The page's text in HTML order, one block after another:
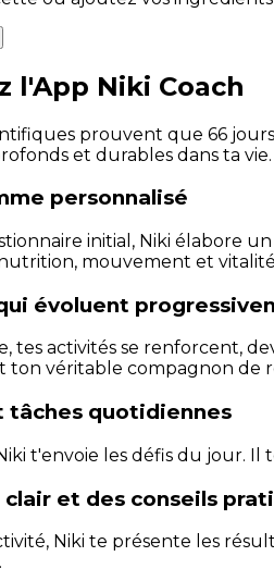
l'App Niki Coach
prouvent que 66
et durables dans ta vie.
personnalisé
initial, Niki élabore
mouvement et
évoluent
tes activités se renforcent,
ton véritable compagnon de
tâches quotidiennes
t'envoie les défis du jour.
et des conseils
Niki te présente les